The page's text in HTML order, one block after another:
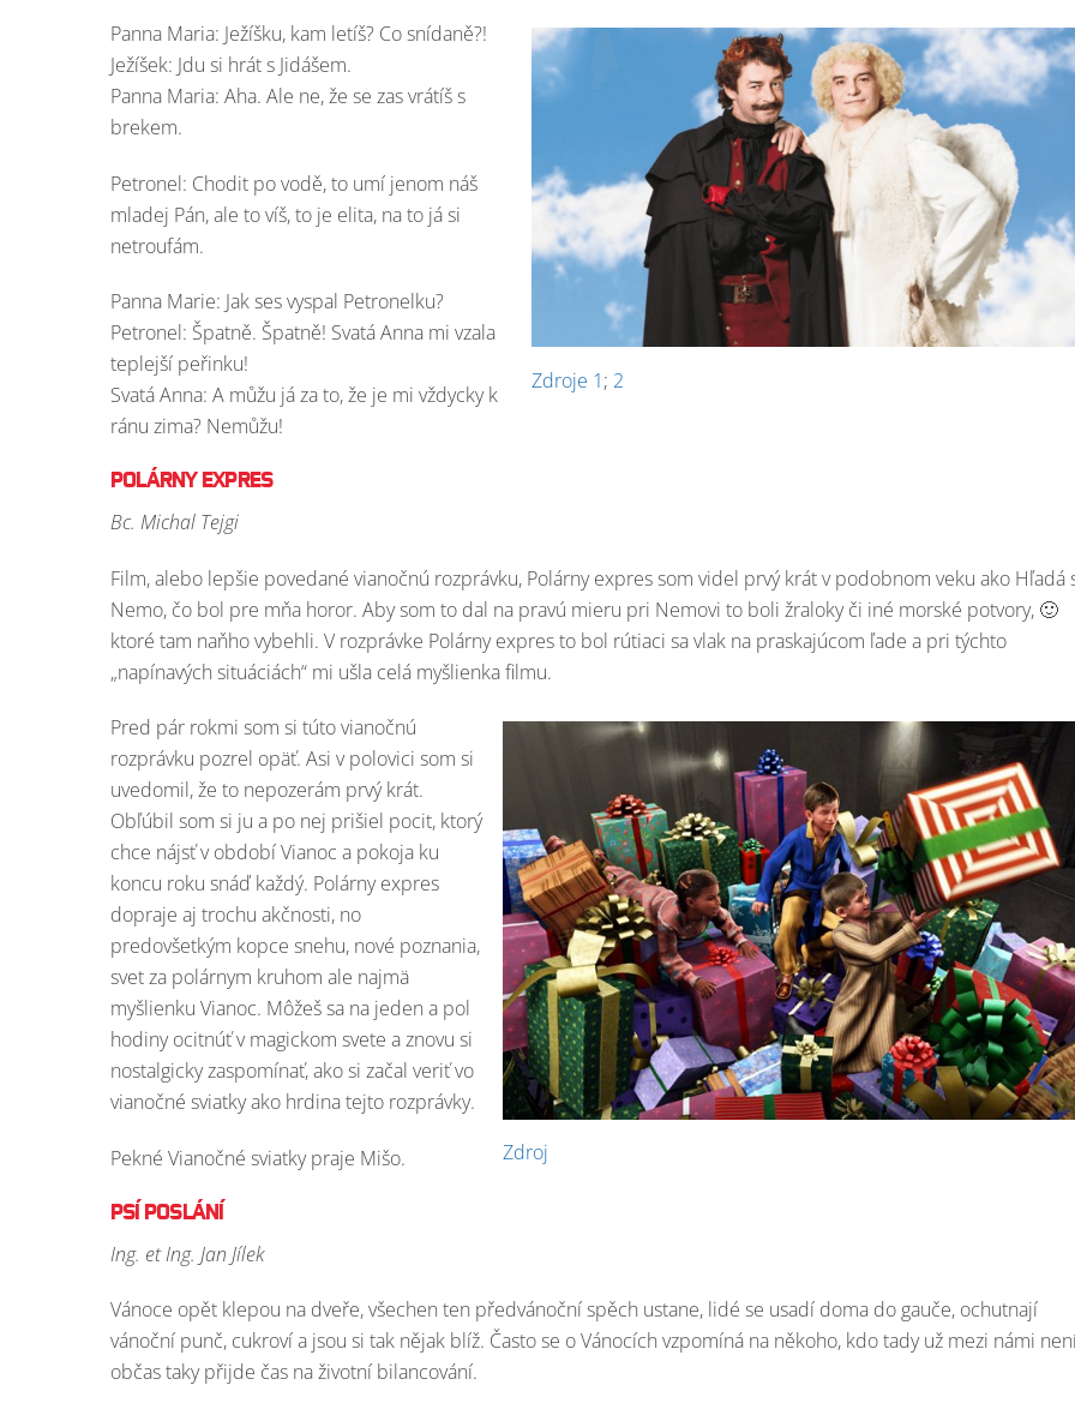
Zdroje 1; 2
Panna Maria: Ježíšku, kam letíš? Co snídaně?!
Ježíšek: Jdu si hrát s Jidášem.
Panna Maria: Aha. Ale ne, že se zas vrátíš s
brekem.
Petronel: Chodit po vodě, to umí jenom náš
mladej Pán, ale to víš, to je elita, na to já si
netroufám.
Panna Marie: Jak ses vyspal Petronelku?
Petronel: Špatně. Špatně! Svatá Anna mi vzala
teplejší peřinku!
Svatá Anna: A můžu já za to, že je mi vždycky k
ránu zima? Nemůžu!
POLÁRNY EXPRES
Bc. Michal Tejgi
Film, alebo lepšie povedané vianočnú rozprávku, Polárny expres som videl prvý krát v podobnom veku ako Hľadá
Nemo, čo bol pre mňa horor. Aby som to dal na pravú mieru pri Nemovi to boli žraloky či iné morské potvory, 🙂
ktoré tam naňho vybehli. V rozprávke Polárny expres to bol rútiaci sa vlak na praskajúcom ľade a pri týchto
„napínavých situáciách“ mi ušla celá myšlienka filmu.
Zdroj
Pred pár rokmi som si túto vianočnú
rozprávku pozrel opäť. Asi v polovici som si
uvedomil, že to nepozerám prvý krát.
Obľúbil som si ju a po nej prišiel pocit, ktorý
chce nájsť v období Vianoc a pokoja ku
koncu roku snáď každý. Polárny expres
dopraje aj trochu akčnosti, no
predovšetkým kopce snehu, nové poznania,
svet za polárnym kruhom ale najmä
myšlienku Vianoc. Môžeš sa na jeden a pol
hodiny ocitnúť v magickom svete a znovu si
nostalgicky zaspomínať, ako si začal veriť vo
vianočné sviatky ako hrdina tejto rozprávky.
Pekné Vianočné sviatky praje Mišo.
PSÍ POSLÁNÍ
Ing. et Ing. Jan Jílek
Vánoce opět klepou na dveře, všechen ten předvánoční spěch ustane, lidé se usadí doma do gauče, ochutnají
vánoční punč, cukroví a jsou si tak nějak blíž. Často se o Vánocích vzpomíná na někoho, kdo tady už mezi námi
občas taky přijde čas na životní bilancování.